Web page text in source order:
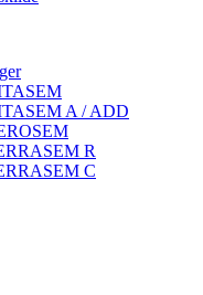
A / ADD
R
C